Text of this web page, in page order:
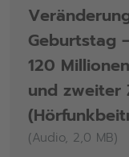
Geburtstag
120
und zweiter
(Audio, 2,0 MB)